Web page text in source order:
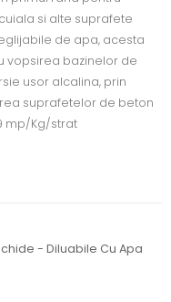
si alte suprafete
de apa, acesta
vopsirea bazinelor de
usor alcalina, prin
suprafetelor de beton
mp/Kg/strat
- Diluabile Cu Apa